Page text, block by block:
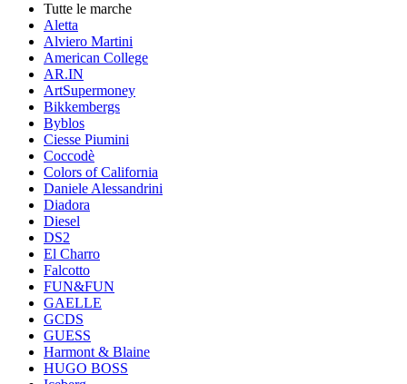
Tutte le marche
Aletta
Alviero Martini
American College
AR.IN
ArtSupermoney
Bikkembergs
Byblos
Ciesse Piumini
Coccodè
Colors of California
Daniele Alessandrini
Diadora
Diesel
DS2
El Charro
Falcotto
FUN&FUN
GAELLE
GCDS
GUESS
Harmont & Blaine
HUGO BOSS